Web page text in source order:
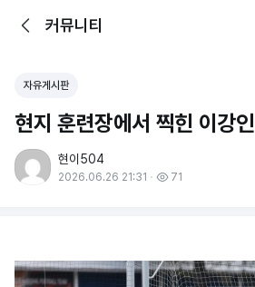
뒤로가기커뮤니티
자유게시판
현지 훈련장에서 찍힌 이강인
현이504
2026.06.26 21:31 71